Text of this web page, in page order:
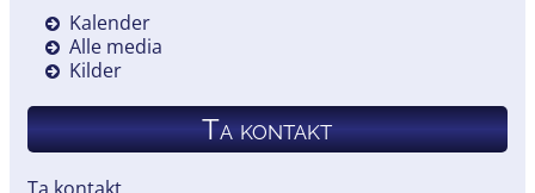
Kalender
Alle media
Kilder
Ta kontakt
Ta kontakt